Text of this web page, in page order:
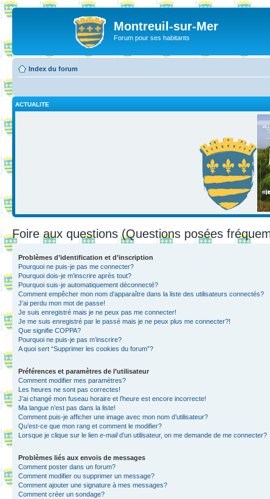
Montreuil-sur-Mer
Forum pour ses habitants
Index du forum
ACTUALITE
Foire aux questions (Questions posées
Problèmes d’identification et d’inscription
Pourquoi ne puis-je pas me connecter?
Pourquoi dois-je m’inscrire après tout?
Pourquoi suis-je automatiquement déconnecté?
Comment empêcher mon nom d’apparaître dans la liste des utilisateurs connectés?
J’ai perdu mon mot de passe!
Je suis enregistré mais je ne peux pas me connecter!
Je me suis enregistré par le passé mais je ne peux plus me connecter?!
Que signifie COPPA?
Pourquoi ne puis-je pas m’inscrire?
A quoi sert “Supprimer les cookies du forum”?
Préférences et paramètres de l’utilisateur
Comment modifier mes paramètres?
Les heures ne sont pas correctes!
J’ai changé mon fuseau horaire et l’heure est encore incorrecte!
Ma langue n’est pas dans la liste!
Comment puis-je afficher une image avec mon nom d’utilisateur?
Qu’est-ce que mon rang et comment le modifier?
Lorsque je clique sur le lien e-maild’un utilisateur, on me demande de me connecter?
Problèmes liés aux envois de messages
Comment poster dans un forum?
Comment modifier ou supprimer un message?
Comment ajouter une signature à mes messages?
Comment créer un sondage?